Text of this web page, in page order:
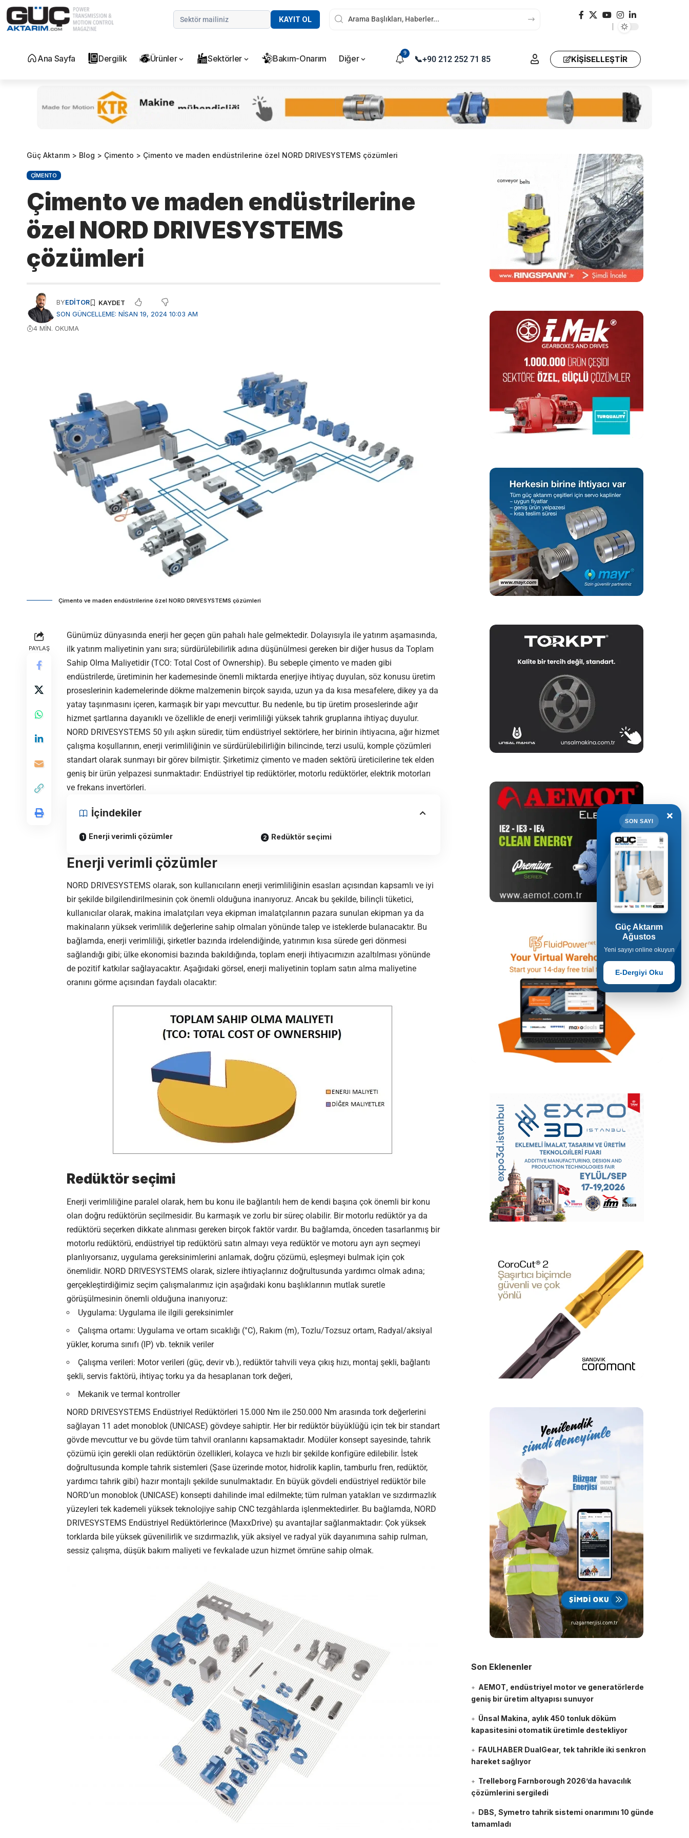
KAYIT OL
Ana Sayfa Dergilik Ürünler Sektörler Bakım-Onarım Diğer
9
📞+90 212 252 71 85 KIŞISELLEŞTIR
Güç Aktarım > Blog > Çimento > Çimento ve maden endüstrilerine özel NORD DRIVESYSTEMS çözümleri
ÇIMENTO
Çimento ve maden endüstrilerine
özel NORD DRIVESYSTEMS
çözümleri
SON GÜNCELLEME: NISAN 19, 2024 10:03 AM
BYEDITOR
4 MIN. OKUMA
Çimento ve maden endüstrilerine özel NORD DRIVESYSTEMS çözümleri
PAYLAŞ
Günümüz dünyasında enerji her geçen gün pahalı hale gelmektedir. Dolayısıyla ile yatırım aşamasında,
ilk yatırım maliyetinin yanı sıra; sürdürülebilirlik adına düşünülmesi gereken bir diğer husus da Toplam
Sahip Olma Maliyetidir (TCO: Total Cost of Ownership). Bu sebeple çimento ve maden gibi
endüstrilerde, üretiminin her kademesinde önemli miktarda enerjiye ihtiyaç duyulan, söz konusu üretim
proseslerinin kademelerinde dökme malzemenin birçok sayıda, uzun ya da kısa mesafelere, dikey ya da
yatay taşınmasını içeren, karmaşık bir yapı mevcuttur. Bu nedenle, bu tip üretim proseslerinde ağır
hizmet şartlarına dayanıklı ve özellikle de enerji verimliliği yüksek tahrik gruplarına ihtiyaç duyulur.
NORD DRIVESYSTEMS 50 yılı aşkın süredir, tüm endüstriyel sektörlere, her birinin ihtiyacına, ağır hizmet
çalışma koşullarının, enerji verimliliğinin ve sürdürülebilirliğin bilincinde, terzi usulü, komple çözümleri
standart olarak sunmayı bir görev bilmiştir. Şirketimiz çimento ve maden sektörü üreticilerine tek elden
geniş bir ürün yelpazesi sunmaktadır: Endüstriyel tip redüktörler, motorlu redüktörler, elektrik motorları
ve frekans invertörleri.
İçindekiler
Enerji verimli çözümler Redüktör seçimi
Enerji verimli çözümler
NORD DRIVESYSTEMS olarak, son kullanıcıların enerji verimliliğinin esasları açısından kapsamlı ve iyi
bir şekilde bilgilendirilmesinin çok önemli olduğuna inanıyoruz. Ancak bu şekilde, bilinçli tüketici,
kullanıcılar olarak, makina imalatçıları veya ekipman imalatçılarının pazara sunulan ekipman ya da
makinaların yüksek verimlilik değerlerine sahip olmaları yönünde talep ve isteklerde bulanacaktır. Bu
bağlamda, enerji verimliliği, şirketler bazında irdelendiğinde, yatırımın kısa sürede geri dönmesi
sağlandığı gibi; ülke ekonomisi bazında bakıldığında, toplam enerji ihtiyacımızın azaltılması yönünde
de pozitif katkılar sağlayacaktır. Aşağıdaki görsel, enerji maliyetinin toplam satın alma maliyetine
oranını görme açısından faydalı olacaktır:
Redüktör seçimi
Enerji verimliliğine paralel olarak, hem bu konu ile bağlantılı hem de kendi başına çok önemli bir konu
olan doğru redüktörün seçilmesidir. Bu karmaşık ve zorlu bir süreç olabilir. Bir motorlu redüktör ya da
redüktörü seçerken dikkate alınması gereken birçok faktör vardır. Bu bağlamda, önceden tasarlanmış bir
motorlu redüktörü, endüstriyel tip redüktörü satın almayı veya redüktör ve motoru ayrı ayrı seçmeyi
planlıyorsanız, uygulama gereksinimlerini anlamak, doğru çözümü, eşleşmeyi bulmak için çok
önemlidir. NORD DRIVESYSTEMS olarak, sizlere ihtiyaçlarınız doğrultusunda yardımcı olmak adına;
gerçekleştirdiğimiz seçim çalışmalarımız için aşağıdaki konu başlıklarının mutlak suretle
görüşülmesinin önemli olduğuna inanıyoruz:
Uygulama: Uygulama ile ilgili gereksinimler
Çalışma ortamı: Uygulama ve ortam sıcaklığı (°C), Rakım (m), Tozlu/Tozsuz ortam, Radyal/aksiyal
yükler, koruma sınıfı (IP) vb. teknik veriler
Çalışma verileri: Motor verileri (güç, devir vb.), redüktör tahvili veya çıkış hızı, montaj şekli, bağlantı
şekli, servis faktörü, ihtiyaç torku ya da hesaplanan tork değeri,
Mekanik ve termal kontroller
NORD DRIVESYSTEMS Endüstriyel Redüktörleri 15.000 Nm ile 250.000 Nm arasında tork değerlerini
sağlayan 11 adet monoblok (UNICASE) gövdeye sahiptir. Her bir redüktör büyüklüğü için tek bir standart
gövde mevcuttur ve bu gövde tüm tahvil oranlarını kapsamaktadır. Modüler konsept sayesinde, tahrik
çözümü için gerekli olan redüktörün özellikleri, kolayca ve hızlı bir şekilde konfigüre edilebilir. İstek
doğrultusunda komple tahrik sistemleri (Şase üzerinde motor, hidrolik kaplin, tamburlu fren, redüktör,
yardımcı tahrik gibi) hazır montajlı şekilde sunulmaktadır. En büyük gövdeli endüstriyel redüktör bile
NORD’un monoblok (UNICASE) konsepti dahilinde imal edilmekte; tüm rulman yatakları ve sızdırmazlık
yüzeyleri tek kademeli yüksek teknolojiye sahip CNC tezgâhlarda işlenmektedirler. Bu bağlamda, NORD
DRIVESYSTEMS Endüstriyel Redüktörlerince (MaxxDrive) şu avantajlar sağlanmaktadır: Çok yüksek
torklarda bile yüksek güvenilirlik ve sızdırmazlık, yük aksiyel ve radyal yük dayanımına sahip rulman,
sessiz çalışma, düşük bakım maliyeti ve fevkalade uzun hizmet ömrüne sahip olmak.
Son Eklenenler
AEMOT, endüstriyel motor ve generatörlerde
geniş bir üretim altyapısı sunuyor
Ünsal Makina, aylık 450 tonluk döküm
kapasitesini otomatik üretimle destekliyor
FAULHABER DualGear, tek tahrikle iki senkron
hareket sağlıyor
Trelleborg Farnborough 2026’da havacılık
çözümlerini sergiledi
DBS, Symetro tahrik sistemi onarımını 10 günde
tamamladı
×
SON SAYI
Güç Aktarım
Ağustos
Yeni sayıyı online okuyun
E-Dergiyi Oku